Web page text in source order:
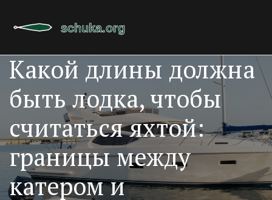
Какой длины должна
быть лодка, чтобы
считаться яхтой:
границы между
катером и